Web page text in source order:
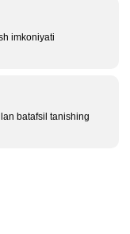
imkoniyati
batafsil tanishing